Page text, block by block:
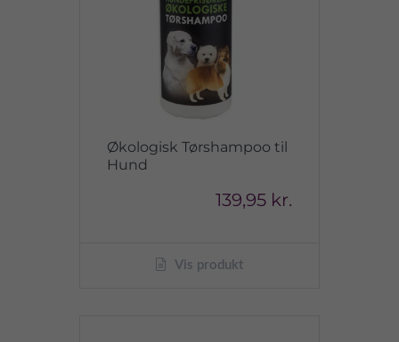
Økologisk Tørshampoo til
Hund
139,95 kr.
Vis produkt